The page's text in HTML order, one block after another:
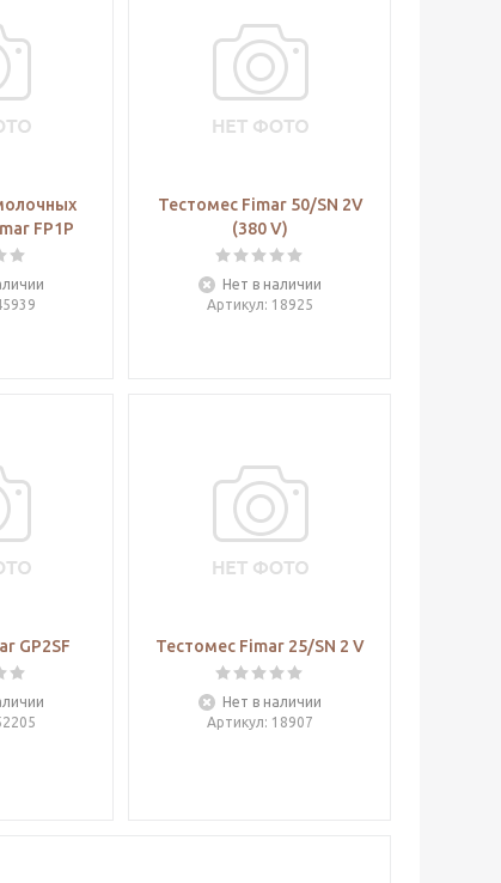
FP1P
Тестомес Fimar 50/SN 2V
(380 V)
Нет в наличии
Артикул: 18925
GP2SF Тестомес Fimar 25/SN 2 V
Нет в наличии
Артикул: 18907